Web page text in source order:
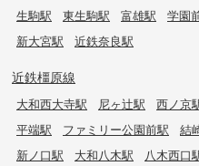
生駒駅 東生駒駅 富雄駅 学園
新大宮駅
近鉄奈良駅
近鉄橿原線
大和西大寺駅 尼ヶ辻駅 西ノ京
平端駅
ファミリー公園前駅 結
新ノ口駅
大和八木駅 八木西口